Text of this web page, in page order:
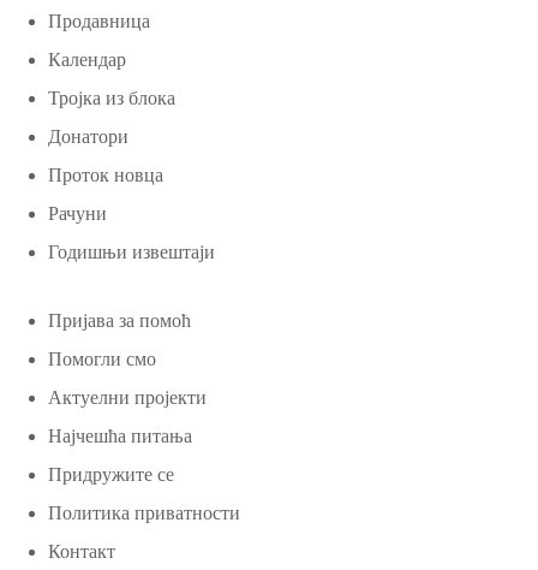
Продавница
Календар
Тројка из блока
Донатори
Проток новца
Рачуни
Годишњи извештаји
Пријава за помоћ
Помогли смо
Актуелни пројекти
Најчешћа питања
Придружите се
Политика приватности
Контакт